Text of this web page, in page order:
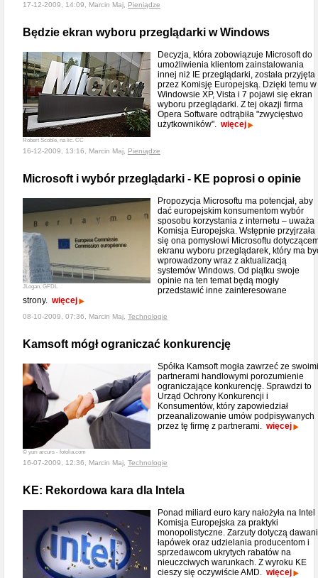
17-12-2009, 14:09, Marcin Maj, Pieniądze
Będzie ekran wyboru przeglądarki w Windows
Robert Scoble, na lic. CC
Decyzja, która zobowiązuje Microsoft do
umożliwienia klientom zainstalowania
innej niż IE przeglądarki, została przyjęta
przez Komisję Europejską. Dzięki temu w
Windowsie XP, Vista i 7 pojawi się ekran
wyboru przeglądarki. Z tej okazji firma
Opera Software odtrąbiła "zwycięstwo
użytkowników". więcej
16-12-2009, 13:16, Marcin Maj, Pieniądze
Microsoft i wybór przeglądarki - KE poprosi o opinie
JLogan, GFDL
Propozycja Microsoftu ma potencjał, aby
dać europejskim konsumentom wybór
sposobu korzystania z internetu – uważa
Komisja Europejska. Wstępnie przyjrzała
się ona pomysłowi Microsoftu
ekranu wyboru przeglądarek, który ma
wprowadzony wraz z aktualizacją
systemów Windows. Od piątku swoje
opinie na ten temat będą mogły
przedstawić inne zainteresowane
strony. więcej
08-10-2009, 07:36, Marcin Maj, Technologie
Kamsoft mógł ograniczać konkurencję
© yuri arcurs - fotolia.com
Spółka Kamsoft mogła zawrzeć ze swoimi
partnerami handlowymi porozumienie
ograniczające konkurencję. Sprawdzi to
Urząd Ochrony Konkurencji i
Konsumentów, który zapowiedział
przeanalizowanie umów podpisywanych
przez tę firmę z partnerami. więcej
16-07-2009, 12:36, Marcin Maj, Technologie
KE: Rekordowa kara dla Intela
Ponad miliard euro kary nałożyła na Intel
Komisja Europejska za praktyki
monopolistyczne. Zarzuty dotyczą
łapówek oraz udzielania producentom i
sprzedawcom ukrytych rabatów na
nieuczciwych warunkach. Z wyroku KE
cieszy się oczywiście AMD. więcej